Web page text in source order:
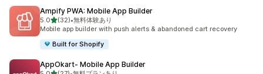
Ampify PWA: Mobile App Builder
5.05つ星中
(32)
合計レビュー数：32件
•無料体験あり
Mobile app builder with push alerts & abandoned cart recovery
Built for Shopify
AppOkart‑ Mobile App Builder